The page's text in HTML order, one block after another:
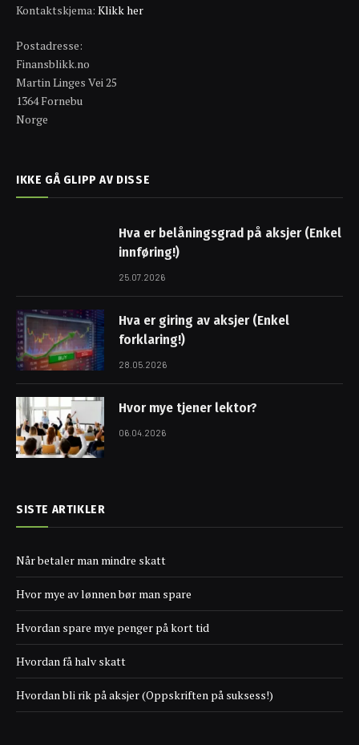
Kontaktskjema: Klikk her
Postadresse:
Finansblikk.no
Martin Linges Vei 25
1364 Fornebu
Norge
IKKE GÅ GLIPP AV DISSE
Hva er belåningsgrad på aksjer (Enkel
innføring!)
25.07.2026
Hva er giring av aksjer (Enkel
forklaring!)
28.05.2026
Hvor mye tjener lektor?
06.04.2026
SISTE ARTIKLER
Når betaler man mindre skatt
Hvor mye av lønnen bør man spare
Hvordan spare mye penger på kort tid
Hvordan få halv skatt
Hvordan bli rik på aksjer (Oppskriften på suksess!)